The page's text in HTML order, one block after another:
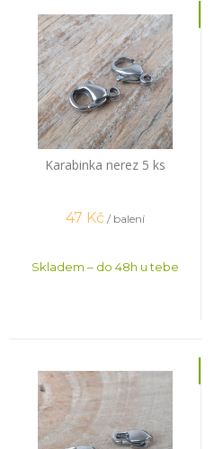
Karabinka nerez 5 ks
47 Kč / balení
Skladem – do 48h u tebe